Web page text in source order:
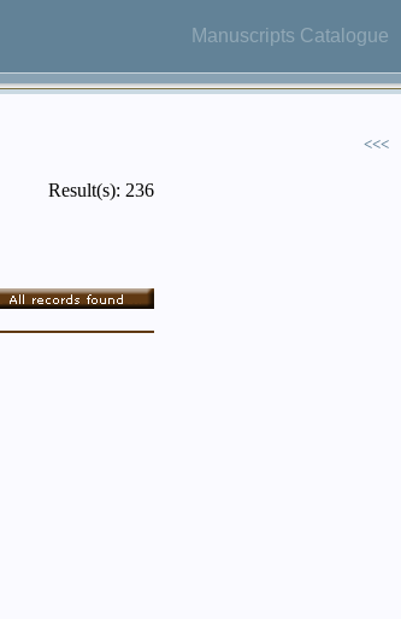
Manuscripts Catalogue
<<<
Result(s): 236